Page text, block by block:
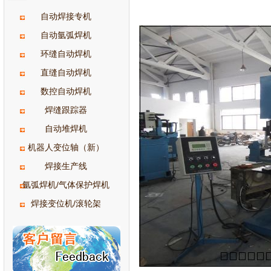
自动焊接专机
自动氩弧焊机
环缝自动焊机
直缝自动焊机
数控自动焊机
焊缝跟踪器
自动堆焊机
机器人变位轴（新）
焊接生产线
氩弧焊机/气体保护焊机
焊接变位机/滚轮架